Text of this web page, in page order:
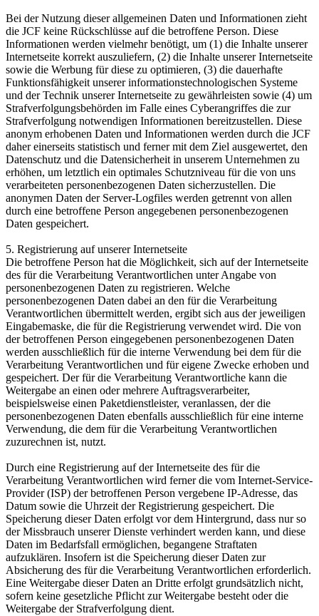
Bei der Nutzung dieser allgemeinen Daten und Informationen zieht
die JCF keine Rückschlüsse auf die betroffene Person. Diese
Informationen werden vielmehr benötigt, um (1) die Inhalte unserer
Internetseite korrekt auszuliefern, (2) die Inhalte unserer Internetseite
sowie die Werbung für diese zu optimieren, (3) die dauerhafte
Funktionsfähigkeit unserer informationstechnologischen Systeme
und der Technik unserer Internetseite zu gewährleisten sowie (4) um
Strafverfolgungsbehörden im Falle eines Cyberangriffes die zur
Strafverfolgung notwendigen Informationen bereitzustellen. Diese
anonym erhobenen Daten und Informationen werden durch die JCF
daher einerseits statistisch und ferner mit dem Ziel ausgewertet, den
Datenschutz und die Datensicherheit in unserem Unternehmen zu
erhöhen, um letztlich ein optimales Schutzniveau für die von uns
verarbeiteten personenbezogenen Daten sicherzustellen. Die
anonymen Daten der Server-Logfiles werden getrennt von allen
durch eine betroffene Person angegebenen personenbezogenen
Daten gespeichert.
5. Registrierung auf unserer Internetseite
Die betroffene Person hat die Möglichkeit, sich auf der Internetseite
des für die Verarbeitung Verantwortlichen unter Angabe von
personenbezogenen Daten zu registrieren. Welche
personenbezogenen Daten dabei an den für die Verarbeitung
Verantwortlichen übermittelt werden, ergibt sich aus der jeweiligen
Eingabemaske, die für die Registrierung verwendet wird. Die von
der betroffenen Person eingegebenen personenbezogenen Daten
werden ausschließlich für die interne Verwendung bei dem für die
Verarbeitung Verantwortlichen und für eigene Zwecke erhoben und
gespeichert. Der für die Verarbeitung Verantwortliche kann die
Weitergabe an einen oder mehrere Auftragsverarbeiter,
beispielsweise einen Paketdienstleister, veranlassen, der die
personenbezogenen Daten ebenfalls ausschließlich für eine interne
Verwendung, die dem für die Verarbeitung Verantwortlichen
zuzurechnen ist, nutzt.
Durch eine Registrierung auf der Internetseite des für die
Verarbeitung Verantwortlichen wird ferner die vom Internet-Service-
Provider (ISP) der betroffenen Person vergebene IP-Adresse, das
Datum sowie die Uhrzeit der Registrierung gespeichert. Die
Speicherung dieser Daten erfolgt vor dem Hintergrund, dass nur so
der Missbrauch unserer Dienste verhindert werden kann, und diese
Daten im Bedarfsfall ermöglichen, begangene Straftaten
aufzuklären. Insofern ist die Speicherung dieser Daten zur
Absicherung des für die Verarbeitung Verantwortlichen erforderlich.
Eine Weitergabe dieser Daten an Dritte erfolgt grundsätzlich nicht,
sofern keine gesetzliche Pflicht zur Weitergabe besteht oder die
Weitergabe der Strafverfolgung dient.